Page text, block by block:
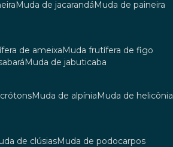
muda de jacarandá
muda de paineira
de ameixa
muda frutífera de figo
muda de jabuticaba
crótons muda de alpínia
muda de helicônia
muda de clúsias
muda de podocarpos